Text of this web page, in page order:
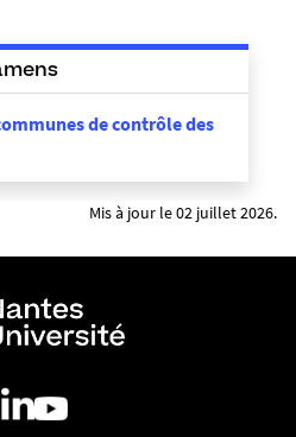
de contrôle des
Mis à jour le 02 juillet 2026.